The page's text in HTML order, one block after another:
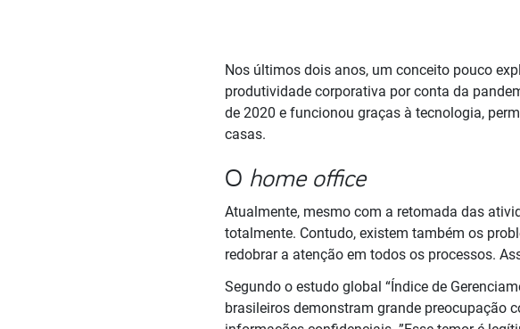
Nos últimos dois anos, um conceito pouco
produtividade corporativa por conta da
de 2020 e funcionou graças à tecnologia,
casas.
O home office
Atualmente, mesmo com a retomada das
totalmente. Contudo, existem também os
redobrar a atenção em todos os processos.
Segundo o estudo global “Índice de
brasileiros demonstram grande preocupação